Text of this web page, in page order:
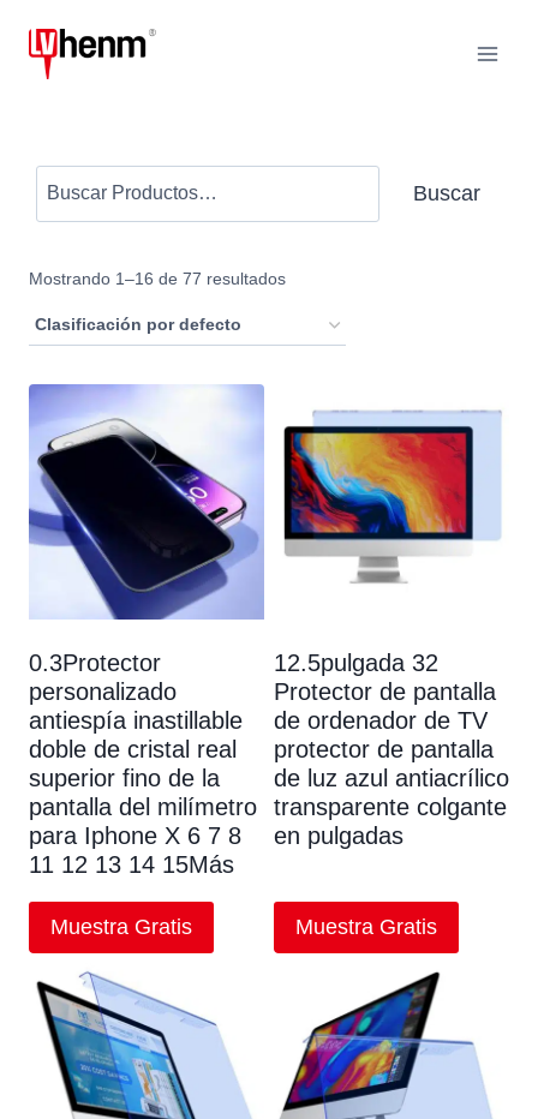
Buscar Buscar
Mostrando 1–16 de 77 resultados
0.3Protector
personalizado
antiespía inastillable
doble de cristal real
superior fino de la
pantalla del milímetro
para Iphone X 6 7 8
11 12 13 14 15Más
Muestra Gratis
12.5pulgada 32
Protector de pantalla
de ordenador de TV
protector de pantalla
de luz azul antiacrílico
transparente colgante
en pulgadas
Muestra Gratis